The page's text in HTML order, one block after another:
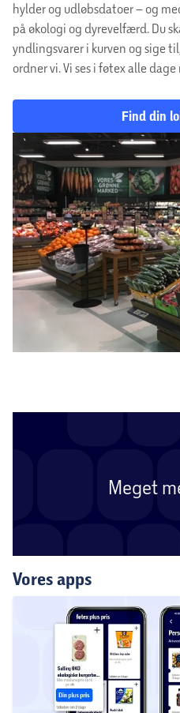
hylder og udløbsdatoer – og
på økologi og dyrevelfærd. Du
yndlingsvarer i kurven og sige
ordner vi. Vi ses i føtex alle
Find din
Meget
Vores apps